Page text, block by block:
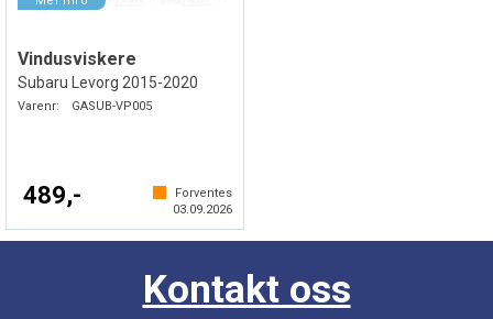
Vindusviskere
Subaru Levorg 2015-2020
Varenr: GASUB-VP005
489,-
Forventes
03.09.2026
Kontakt oss